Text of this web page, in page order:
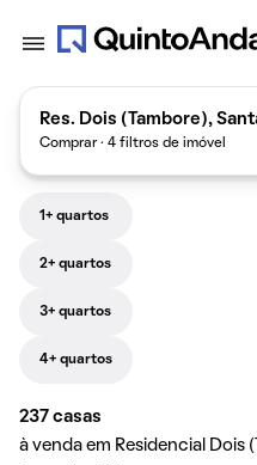
Res. Dois (Tambore),
Comprar · 4 filtros de imóvel
1+ quartos
2+ quartos
3+ quartos
4+ quartos
237 casas
à venda em Residencial Dois